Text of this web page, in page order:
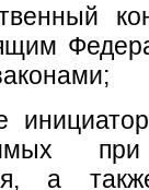
при
а